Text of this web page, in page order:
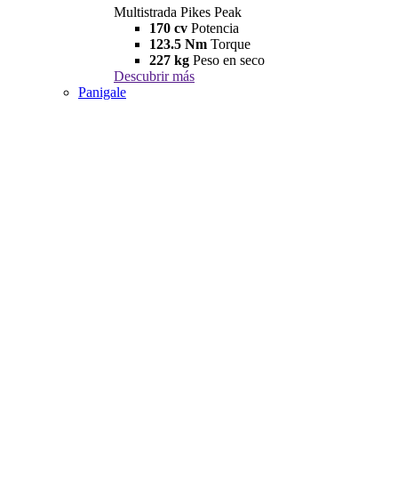
Multistrada Pikes Peak
170 cv Potencia
123.5 Nm Torque
227 kg Peso en seco
Descubrir más
Panigale